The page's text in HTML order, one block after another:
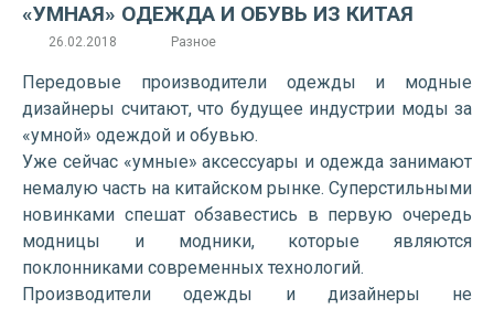
«УМНАЯ» ОДЕЖДА И ОБУВЬ ИЗ КИТАЯ
26.02.2018 Разное
Передовые производители одежды и модные
дизайнеры считают, что будущее индустрии моды за
«умной» одеждой и обувью.
Уже сейчас «умные» аксессуары и одежда занимают
немалую часть на китайском рынке. Суперстильными
новинками спешат обзавестись в первую очередь
модницы и модники, которые являются
поклонниками современных технологий.
Производители одежды и дизайнеры не